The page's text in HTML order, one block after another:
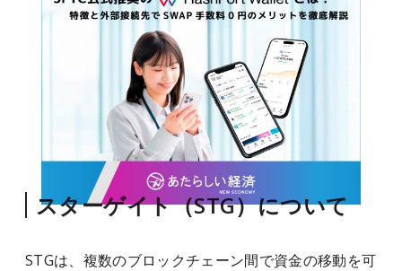
スターゲイト（STG）について
STGは、複数のブロックチェーン間で資金の移動を可